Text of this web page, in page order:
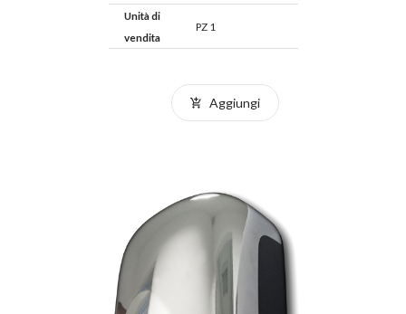
Unità di
vendita
PZ 1
Aggiungi